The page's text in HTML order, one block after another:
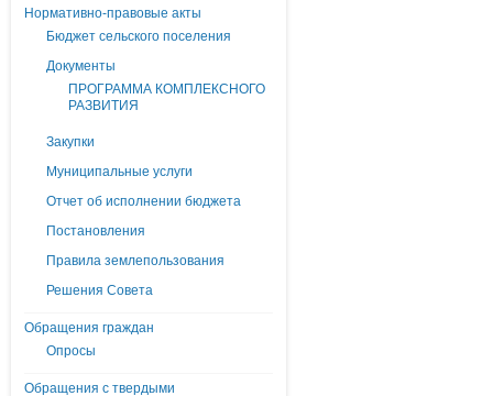
Нормативно-правовые акты
Бюджет сельского поселения
Документы
ПРОГРАММА КОМПЛЕКСНОГО
РАЗВИТИЯ
Закупки
Муниципальные услуги
Отчет об исполнении бюджета
Постановления
Правила землепользования
Решения Совета
Обращения граждан
Опросы
Обращения с твердыми